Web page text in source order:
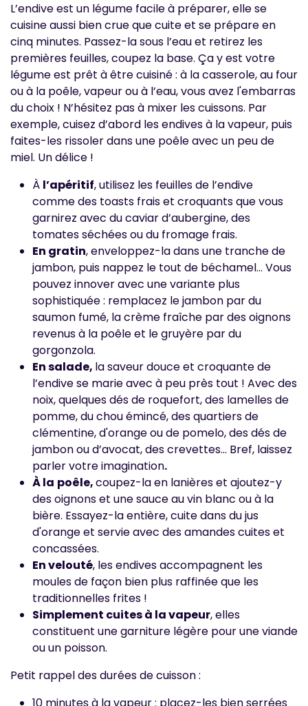
L’endive est un légume facile à préparer, elle se
cuisine aussi bien crue que cuite et se prépare en
cinq minutes. Passez-la sous l’eau et retirez les
premières feuilles, coupez la base. Ça y est votre
légume est prêt à être cuisiné : à la casserole, au four
ou à la poêle, vapeur ou à l’eau, vous avez l'embarras
du choix ! N’hésitez pas à mixer les cuissons. Par
exemple, cuisez d’abord les endives à la vapeur, puis
faites-les rissoler dans une poêle avec un peu de
miel. Un délice !
À l’apéritif, utilisez les feuilles de l’endive
comme des toasts frais et croquants que vous
garnirez avec du caviar d’aubergine, des
tomates séchées ou du fromage frais.
En gratin, enveloppez-la dans une tranche de
jambon, puis nappez le tout de béchamel… Vous
pouvez innover avec une variante plus
sophistiquée : remplacez le jambon par du
saumon fumé, la crème fraîche par des oignons
revenus à la poêle et le gruyère par du
gorgonzola.
En salade, la saveur douce et croquante de
l’endive se marie avec à peu près tout ! Avec des
noix, quelques dés de roquefort, des lamelles de
pomme, du chou émincé, des quartiers de
clémentine, d'orange ou de pomelo, des dés de
jambon ou d’avocat, des crevettes… Bref, laissez
parler votre imagination.
À la poêle,coupez-la en lanières et ajoutez-y
des oignons et une sauce au vin blanc ou à la
bière. Essayez-la entière, cuite dans du jus
d'orange et servie avec des amandes cuites et
concassées.
En velouté, les endives accompagnent les
moules de façon bien plus raffinée que les
traditionnelles frites !
Simplement cuites à la vapeur, elles
constituent une garniture légère pour une viande
ou un poisson.
Petit rappel des durées de cuisson :